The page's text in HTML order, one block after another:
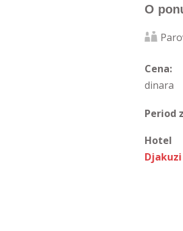
O
Cena:
dinara
Period
Hotel
Djakuzi